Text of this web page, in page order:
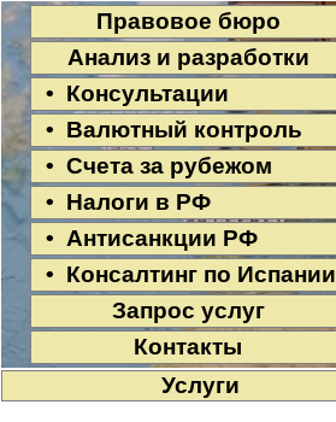
Правовое бюро
Анализ и разработки
• Консультации
• Валютный контроль
• Счета за рубежом
• Налоги в РФ
• Антисанкции РФ
• Консалтинг по Испании
Запрос услуг
Контакты
Услуги